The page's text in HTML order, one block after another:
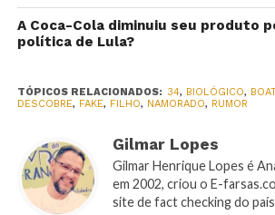
A Coca-Cola diminuiu seu produto
política de Lula?
TÓPICOS RELACIONADOS: 34, BIOLÓGICO,
DESCOBRE, FAKE, FILHO, NAMORADO, RUMOR
Gilmar Lopes
Gilmar Henrique Lopes é
em 2002, criou o E-
site de fact checking do